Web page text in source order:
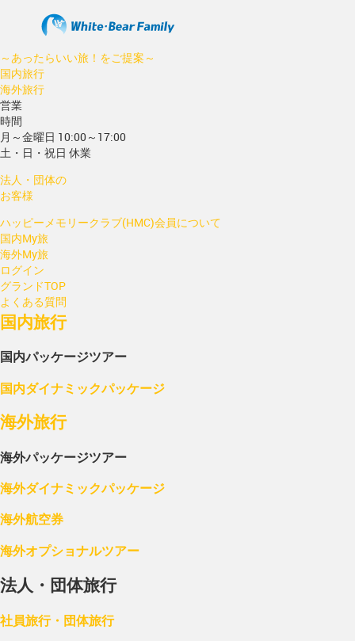
～あったらいい旅！をご提案～
国内旅行
海外旅行
営業
時間
月～金曜日 10:00～17:00
土・日・祝日 休業
法人・団体の
お客様
ハッピーメモリークラブ(HMC)会員について
国内My旅
海外My旅
ログイン
グランドTOP
よくある質問
国内旅行
国内パッケージツアー
国内ダイナミックパッケージ
海外旅行
海外パッケージツアー
海外ダイナミックパッケージ
海外航空券
海外オプショナルツアー
法人・団体旅行
社員旅行・団体旅行